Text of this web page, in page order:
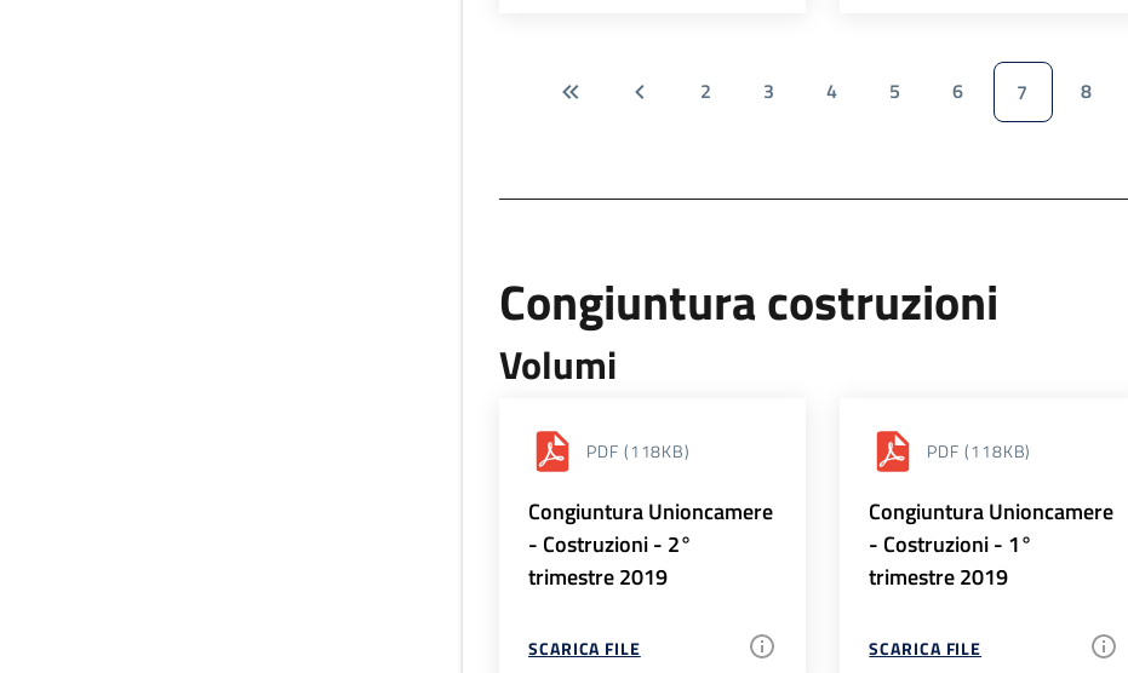
2 3 4 5 6 7 8
Congiuntura costruzioni
Volumi
PDF (118KB)
Congiuntura Unioncamere
- Costruzioni - 2°
trimestre 2019
SCARICA FILE
PDF (118KB)
Congiuntura Unioncamere
- Costruzioni - 1°
trimestre 2019
SCARICA FILE